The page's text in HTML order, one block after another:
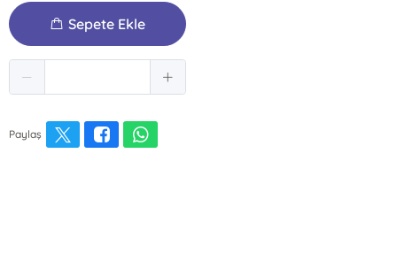
Sepete Ekle
Paylaş